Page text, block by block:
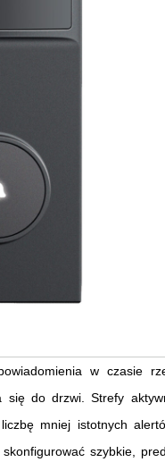
w czasie
do drzwi. Strefy
mniej istotnych
szybkie,